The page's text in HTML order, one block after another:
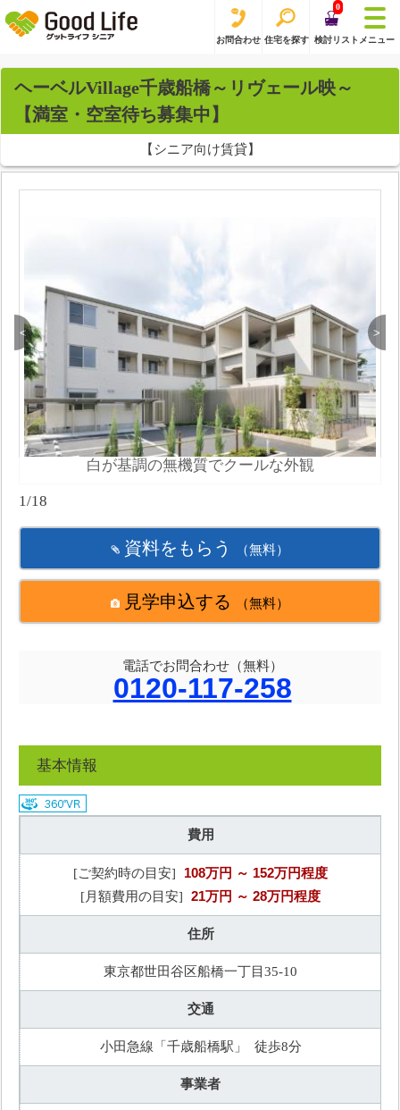
お問合わせ 住宅を探す
0
検討リスト メニュー
ヘーベルVillage千歳船橋～リヴェール映～
【満室・空室待ち募集中】
【シニア向け賃貸】
<
白が基調の無機質でクールな外観
>
1/18
資料をもらう （無料）
見学申込する （無料）
電話でお問合わせ（無料）
0120-117-258
基本情報
費用
[ご契約時の目安] 108万円 ～ 152万円程度
[月額費用の目安] 21万円 ～ 28万円程度
住所
東京都世田谷区船橋一丁目35-10
交通
小田急線「千歳船橋駅」 徒歩8分
事業者